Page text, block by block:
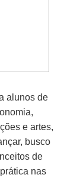
alunos de
e artes,
busco
de
nas